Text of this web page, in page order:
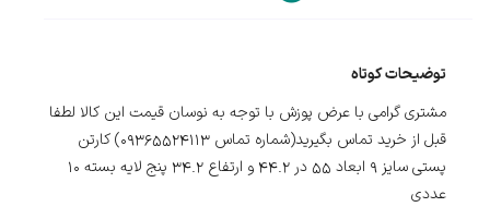
توضیحات کوتاه
مشتری گرامی با عرض پوزش با توجه به نوسان قیمت این کالا لطفا
قبل از خرید تماس بگیرید(شماره تماس 09365524113) کارتن
پستی سایز 9 ابعاد 55 در 44.2 و ارتفاع 34.2 پنج لایه بسته 10
عددی